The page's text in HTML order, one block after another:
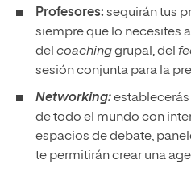
Profesores: seguirán tus
siempre que lo necesites
del coachinggrupal, del
sesión conjunta para la
Networking:
de todo el mundo con
espacios de debate,
te permitirán crear una